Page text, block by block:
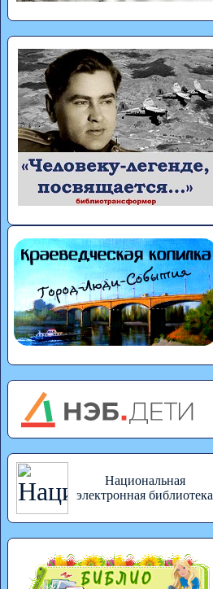
Национальная
электронная библиотека